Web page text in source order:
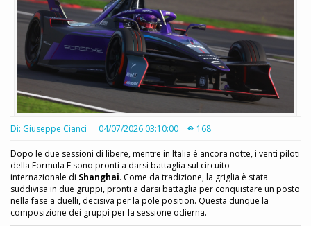
Di: Giuseppe Cianci 04/07/2026 03:10:00 168
Dopo le due sessioni di libere, mentre in Italia è ancora notte, i venti piloti
della Formula E sono pronti a darsi battaglia sul circuito
internazionale di Shanghai. Come da tradizione, la griglia è stata
suddivisa in due gruppi, pronti a darsi battaglia per conquistare un posto
nella fase a duelli, decisiva per la pole position. Questa dunque la
composizione dei gruppi per la sessione odierna.